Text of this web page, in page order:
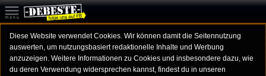
Diese Website verwendet Cookies. Wir können damit die Seitennutzung
auswerten, um nutzungsbasiert redaktionelle Inhalte und Werbung
anzuzeigen. Weitere Informationen zu Cookies und insbesondere dazu, wie
du deren Verwendung widersprechen kannst, findest du in unseren